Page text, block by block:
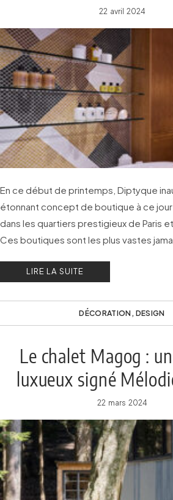
22 avril 2024
En ce début de printemps, Diptyque
étonnant concept de boutique à ce
dans les quartiers prestigieux de Paris
Ces boutiques sont les plus vastes
LIRE LA SUITE
DÉCORATION, DESIGN
Le chalet Magog :
luxueux signé
22 mars 2024